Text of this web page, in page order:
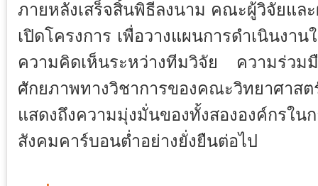
ภายหลังเสร็จสิ้นพิธีลงนาม คณะผู้วิจัยแล
เปิดโครงการ เพื่อวางแผนการดำเนินงา
ความคิดเห็นระหว่างทีมวิจัย ความร่วม
ศักยภาพทางวิชาการของคณะวิทยาศาส
แสดงถึงความมุ่งมั่นของทั้งสององค์กรใน
สังคมคาร์บอนต่ำอย่างยั่งยืนต่อไป